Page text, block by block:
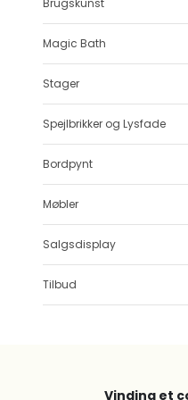
Brugskunst
Magic Bath
Stager
Spejlbrikker og Lysfade
Bordpynt
Møbler
Salgsdisplay
Tilbud
Vinding et